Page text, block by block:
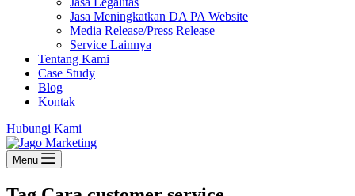
Jasa Meningkatkan DA PA Website
Media Release/Press Release
Service Lainnya
Tentang Kami
Case Study
Blog
Kontak
Hubungi Kami
Menu